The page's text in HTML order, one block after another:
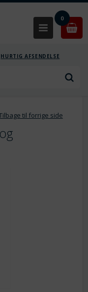
0
HURTIG AFSENDELSE
til forrige side